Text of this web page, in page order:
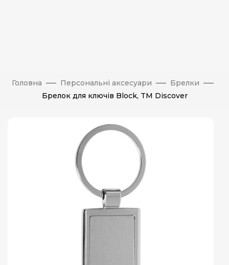
Головна Персональні аксесуари
Брелки
Брелок для ключів Block, TM Discover